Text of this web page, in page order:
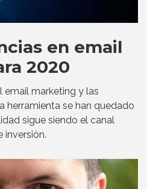
en email
2020
email marketing y las
herramienta se han quedado
sigue siendo el canal
inversión.